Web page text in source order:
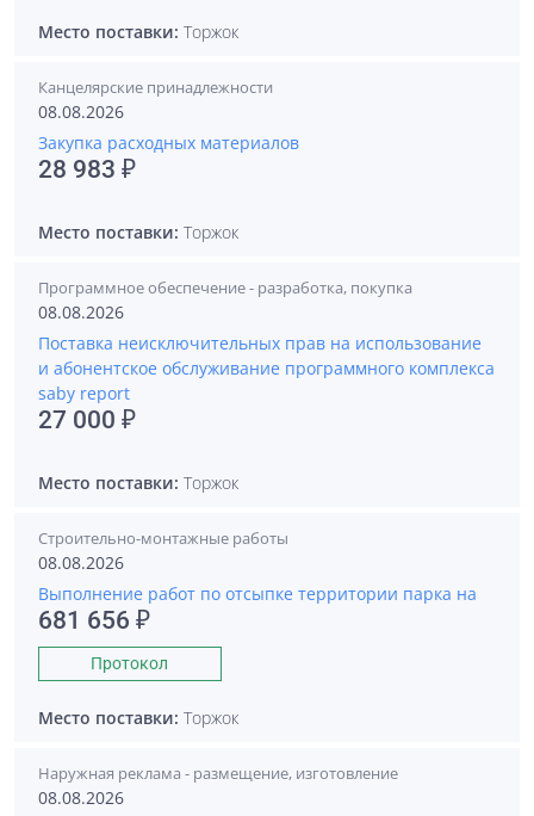
Место поставки: Торжок
Канцелярские принадлежности
08.08.2026
Закупка расходных материалов
28 983 ₽
Место поставки: Торжок
Программное обеспечение - разработка, покупка
08.08.2026
Поставка неисключительных прав на использование
и абонентское обслуживание программного комплекса
saby report
27 000 ₽
Место поставки: Торжок
Строительно-монтажные работы
08.08.2026
Выполнение работ по отсыпке территории парка на
681 656 ₽
Протокол
Место поставки: Торжок
Наружная реклама - размещение, изготовление
08.08.2026